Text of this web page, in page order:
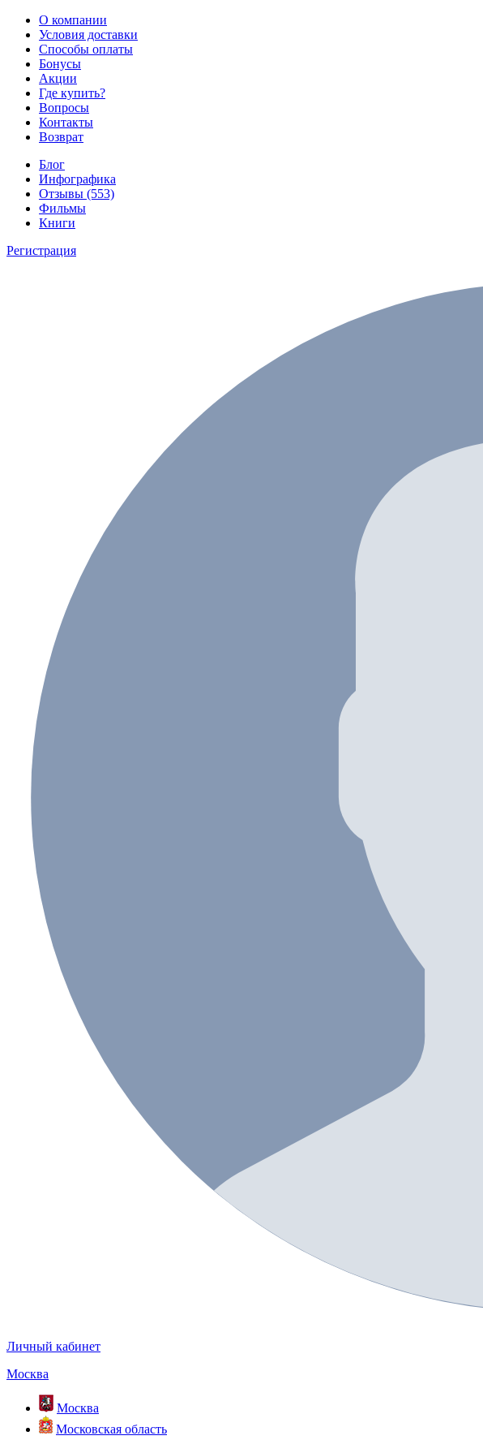
О компании
Условия доставки
Способы оплаты
Бонусы
Акции
Где купить?
Вопросы
Контакты
Возврат
Блог
Инфографика
Отзывы (553)
Фильмы
Книги
Регистрация
Личный кабинет
Москва
Москва
Московская область